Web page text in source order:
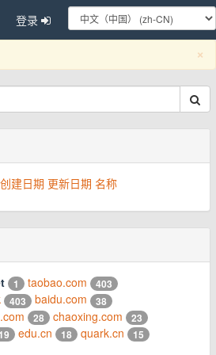
登录
×
创建日期 更新日期 名称
1 taobao.com 403
403 baidu.com 38
28 chaoxing.com 23
19 edu.cn 18 quark.cn 15